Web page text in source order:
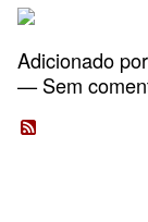
Adicionado por
— Sem